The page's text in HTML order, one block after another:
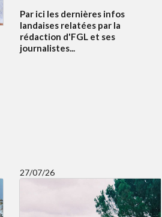
Par ici les dernières infos
landaises relatées par la
rédaction d'FGL et ses
journalistes...
27/07/26